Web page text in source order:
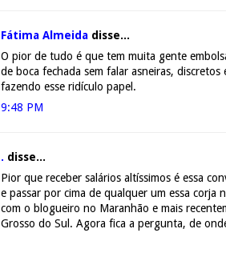
Fátima Almeida disse...
O pior de tudo é que tem muita gente
de boca fechada sem falar asneiras,
fazendo esse ridículo papel.
9:48 PM
. disse...
Pior que receber salários altíssimos é essa
e passar por cima de qualquer um essa corja
com o blogueiro no Maranhão e mais
Grosso do Sul. Agora fica a pergunta, de